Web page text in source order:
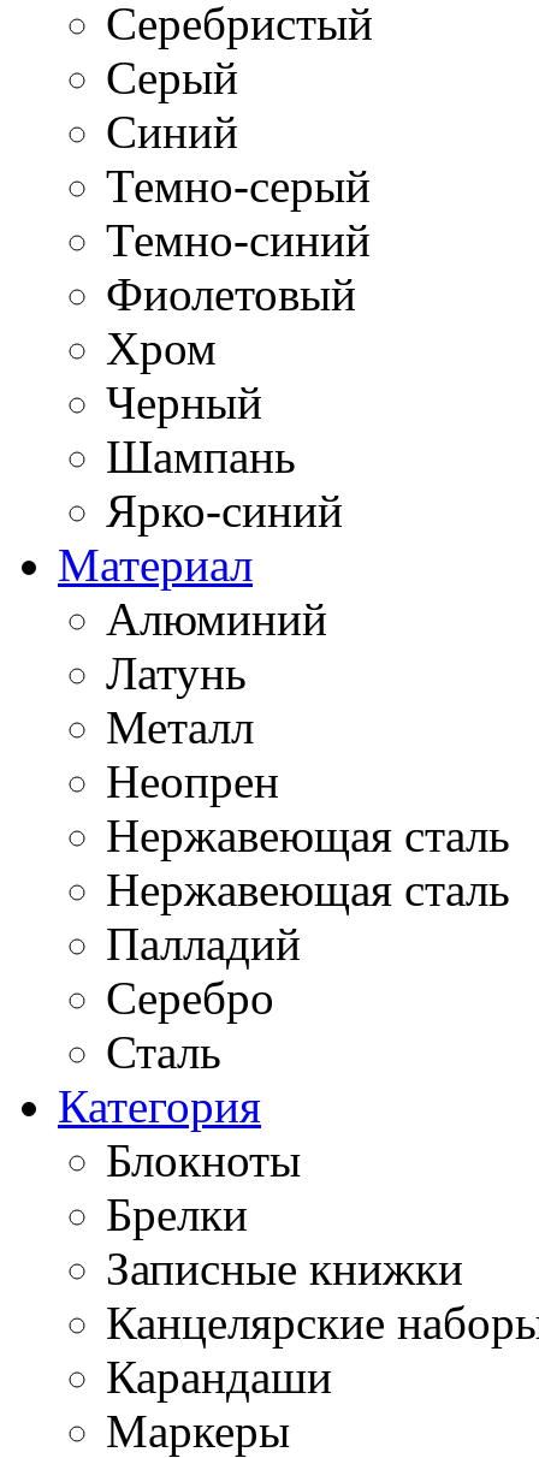
Серебристый
Серый
Синий
Темно-серый
Темно-синий
Фиолетовый
Хром
Черный
Шампань
Ярко-синий
Материал
Алюминий
Латунь
Металл
Неопрен
Нержавеющая cталь
Нержавеющая сталь
Палладий
Серебро
Сталь
Категория
Блокноты
Брелки
Записные книжки
Канцелярские
Карандаши
Маркеры